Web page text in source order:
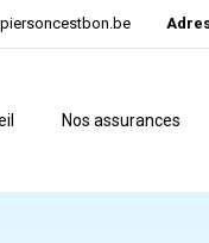
Nos assurances